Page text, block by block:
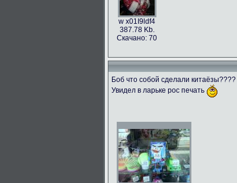
w x01I9ldf4
387.78 Kb.
Скачано: 70
Боб что собой сделали китаёзы????
Увидел в ларьке рос печать